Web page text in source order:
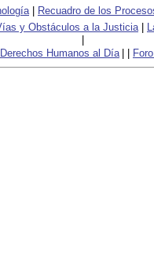
|
Recuadro de los
ías y Obstáculos a la Justicia
Derechos Humanos al Día